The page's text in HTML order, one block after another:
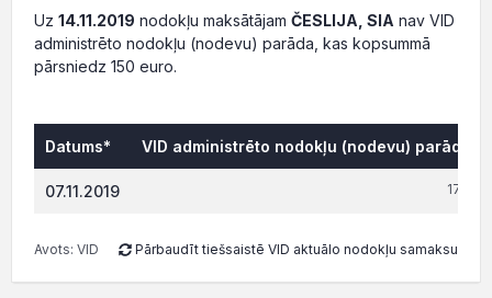
Uz 14.11.2019 nodokļu maksātājam ČESLIJA, SIA nav VID
administrēto nodokļu (nodevu) parāda, kas kopsummā
pārsniedz 150 euro.
Datums* VID administrēto nodokļu (nodevu) parāds, €
07.11.2019 176.45
Avots: VID Pārbaudīt tiešsaistē VID aktuālo nodokļu samaksu